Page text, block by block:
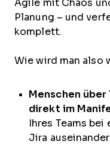
Agile mit Chaos
Planung – und
komplett.
Wie wird man also
Menschen
direkt im
Ihres Teams
Jira